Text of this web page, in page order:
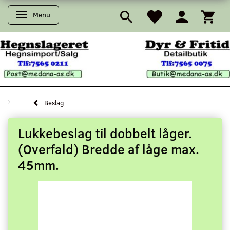
Skifte navigation
Menu
Beslag
Lukkebeslag til dobbelt låger.
(Overfald) Bredde af låge max.
45mm.